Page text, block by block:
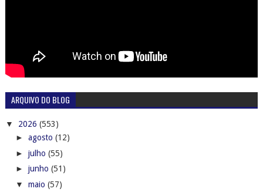
ARQUIVO DO BLOG
▼ 2026 (553)
► agosto (12)
► julho (55)
► junho (51)
▼ maio (57)